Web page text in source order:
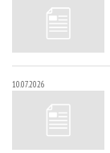
10.07.2026